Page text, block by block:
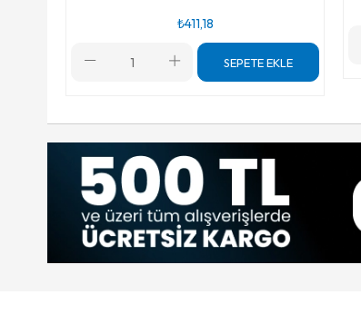
₺411,18
SEPETE EKLE